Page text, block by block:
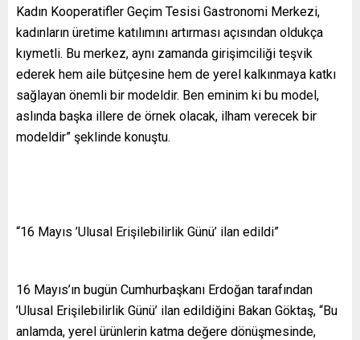
Kadın Kooperatifler Geçim Tesisi Gastronomi Merkezi,
kadınların üretime katılımını artırması açısından oldukça
kıymetli. Bu merkez, aynı zamanda girişimciliği teşvik
ederek hem aile bütçesine hem de yerel kalkınmaya katkı
sağlayan önemli bir modeldir. Ben eminim ki bu model,
aslında başka illere de örnek olacak, ilham verecek bir
modeldir” şeklinde konuştu.
“16 Mayıs ’Ulusal Erişilebilirlik Günü’ ilan edildi”
16 Mayıs’ın bugün Cumhurbaşkanı Erdoğan tarafından
’Ulusal Erişilebilirlik Günü’ ilan edildiğini Bakan Göktaş, “Bu
anlamda, yerel ürünlerin katma değere dönüşmesinde,